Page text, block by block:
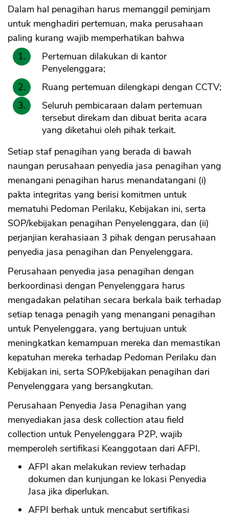
Dalam hal penagihan harus memanggil peminjam
untuk menghadiri pertemuan, maka perusahaan
paling kurang wajib memperhatikan bahwa
Pertemuan dilakukan di kantor
Penyelenggara;
Ruang pertemuan dilengkapi dengan CCTV;
Seluruh pembicaraan dalam pertemuan
tersebut direkam dan dibuat berita acara
yang diketahui oleh pihak terkait.
Setiap staf penagihan yang berada di bawah
naungan perusahaan penyedia jasa penagihan yang
menangani penagihan harus menandatangani (i)
pakta integritas yang berisi komitmen untuk
mematuhi Pedoman Perilaku, Kebijakan ini, serta
SOP/kebijakan penagihan Penyelenggara, dan (ii)
perjanjian kerahasiaan 3 pihak dengan perusahaan
penyedia jasa penagihan dan Penyelenggara.
Perusahaan penyedia jasa penagihan dengan
berkoordinasi dengan Penyelenggara harus
mengadakan pelatihan secara berkala baik terhadap
setiap tenaga penagih yang menangani penagihan
untuk Penyelenggara, yang bertujuan untuk
meningkatkan kemampuan mereka dan memastikan
kepatuhan mereka terhadap Pedoman Perilaku dan
Kebijakan ini, serta SOP/kebijakan penagihan dari
Penyelenggara yang bersangkutan.
Perusahaan Penyedia Jasa Penagihan yang
menyediakan jasa desk collection atau field
collection untuk Penyelenggara P2P, wajib
memperoleh sertifikasi Keanggotaan dari AFPI.
AFPI akan melakukan review terhadap
dokumen dan kunjungan ke lokasi Penyedia
Jasa jika diperlukan.
AFPI berhak untuk mencabut sertifikasi